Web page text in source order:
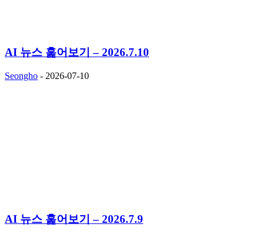
AI 뉴스 훑어보기 – 2026.7.10
Seongho - 2026-07-10
AI 뉴스 훑어보기 – 2026.7.9